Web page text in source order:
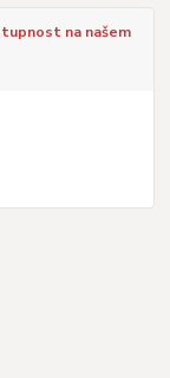
na našem